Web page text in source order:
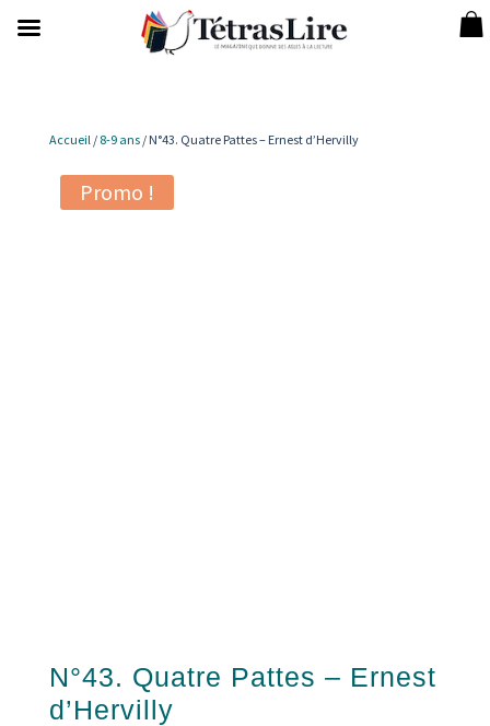
Accueil/ 8-9 ans/ N°43. Quatre Pattes – Ernest d’Hervilly
Promo !
N°43. Quatre Pattes – Ernest
d’Hervilly